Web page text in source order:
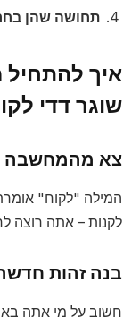
תחושה שהן
איך
שוגר דדי
צא מהמחשבה
המילה "לקוח"
לקנות – אתה רוצה
בנה זהות
חשוב על מי אתה